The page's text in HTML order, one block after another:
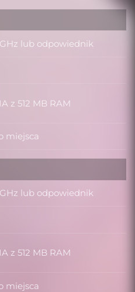
lub odpowiednik
z 512 MB RAM
miejsca
lub odpowiednik
z 512 MB RAM
miejsca